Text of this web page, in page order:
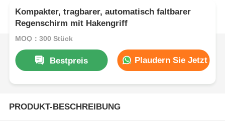
Kompakter, tragbarer, automatisch faltbarer
Regenschirm mit Hakengriff
MOQ：300 Stück
Bestpreis Plaudern Sie Jetzt
PRODUKT-BESCHREIBUNG